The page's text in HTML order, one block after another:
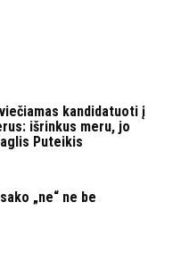
kandidatuoti į
išrinkus meru, jo
Puteikis
„ne“ ne be